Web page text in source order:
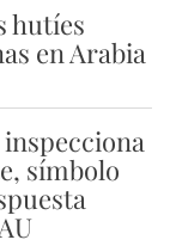
hutíes
en Arabia
símbolo